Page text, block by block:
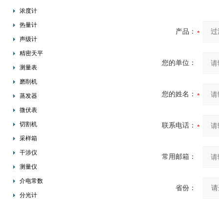
浓度计
热量计
声级计
精密天平
测量表
磨削机
蒸发器
微伏表
切割机
采样箱
干涉仪
测量仪
介电常数
分光计
产品：
您的单位：
您的姓名：
联系电话：
常用邮箱：
省份：